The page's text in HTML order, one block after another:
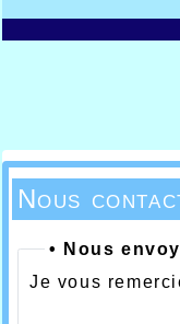
Nous
• Nous
Je vous